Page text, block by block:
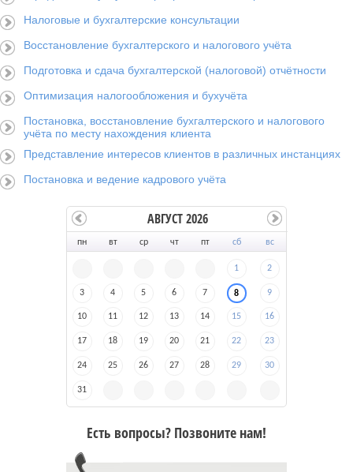
Налоговые и бухгалтерские консультации
Восстановление бухгалтерского и налогового учёта
Подготовка и сдача бухгалтерской (налоговой) отчётности
Оптимизация налогообложения и бухучёта
Постановка, восстановление бухгалтерского и налогового
учёта по месту нахождения клиента
Представление интересов клиентов в различных инстанциях
Постановка и ведение кадрового учёта
пн вт ср чт пт сб вс
1 2
3 4 5 6 7 8 9
10 11 12 13 14 15 16
17 18 19 20 21 22 23
24 25 26 27 28 29 30
31
АВГУСТ 2026
Есть вопросы? Позвоните нам!